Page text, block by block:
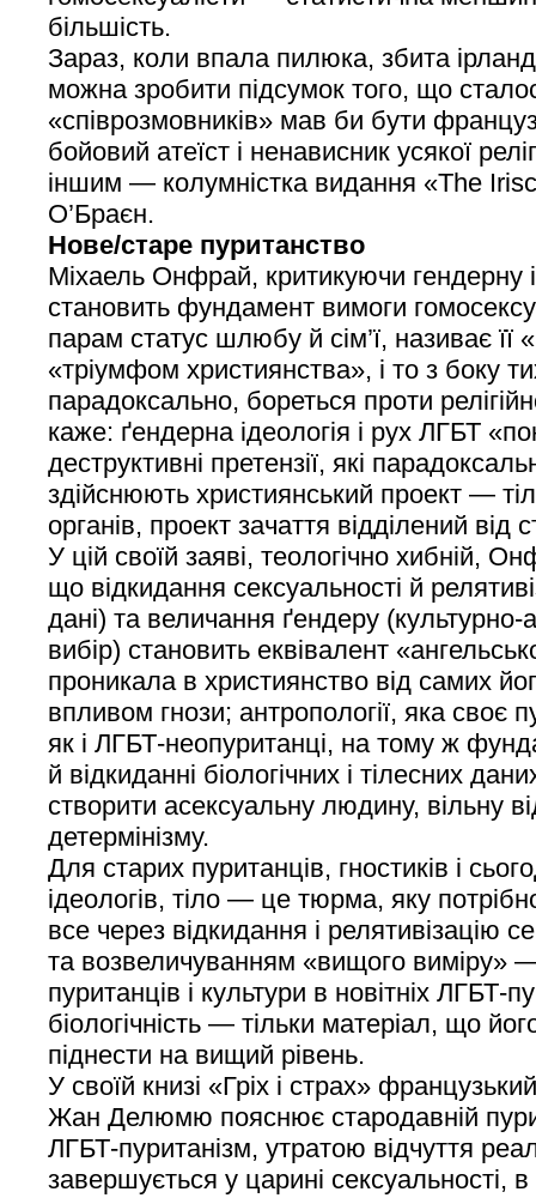
більшість.
Зараз, коли впала пилюка, збита
можна зробити підсумок того, що
«співрозмовників» мав би бути
бойовий атеїст і ненависник усякої
іншим — колумністка видання «The
О’Браєн.
Нове/старе пуританство
Міхаель Онфрай, критикуючи гендерну
становить фундамент вимоги
парам статус шлюбу й сім’ї, називає її
«тріумфом християнства», і то з боку
парадоксально, бореться проти
каже: ґендерна ідеологія і рух ЛГБТ
деструктивні претензії, які
здійснюють християнський проект —
органів, проект зачаття відділений від
У цій своїй заяві, теологічно хибній,
що відкидання сексуальності й
дані) та величання ґендеру (культурно-
вибір) становить еквівалент
проникала в християнство від самих
впливом гнози; антропології, яка своє
як і ЛГБТ-неопуританці, на тому ж
й відкиданні біологічних і тілесних
створити асексуальну людину, вільну
детермінізму.
Для старих пуританців, гностиків і
ідеологів, тіло — це тюрма, яку
все через відкидання і релятивізацію
та возвеличуванням «вищого виміру»
пуританців і культури в новітніх ЛГБТ-
біологічність — тільки матеріал, що
піднести на вищий рівень.
У своїй книзі «Гріх і страх»
Жан Делюмю пояснює стародавній
ЛГБТ-пуританізм, утратою відчуття
завершується у царині сексуальності,